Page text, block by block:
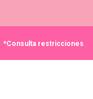
*Consulta restricciones